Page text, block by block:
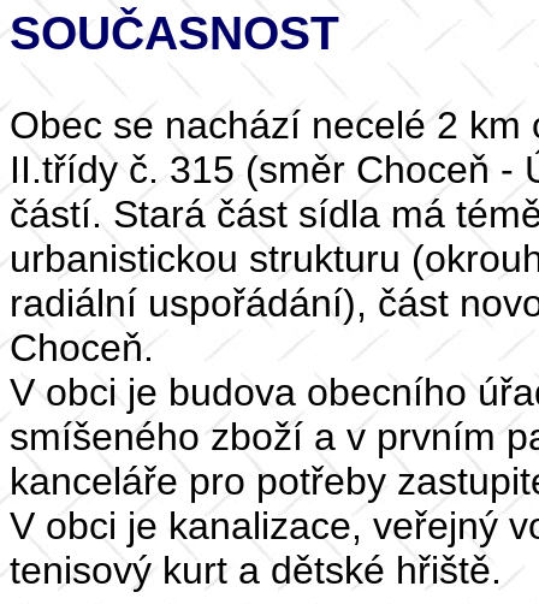
SOUČASNOST
Obec se nachází necelé 2
II.třídy č. 315 (směr Choceň -
částí. Stará část sídla má
urbanistickou strukturu
radiální uspořádání), část
Choceň.
V obci je budova obecního
smíšeného zboží a v prvním
kanceláře pro potřeby
V obci je kanalizace, veřejný
tenisový kurt a dětské hřiště.